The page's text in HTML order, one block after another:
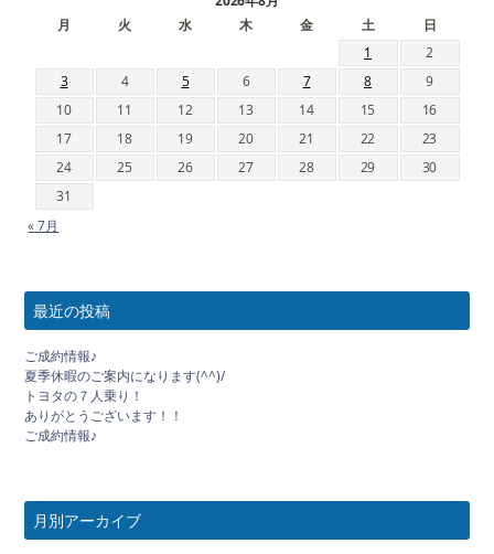
月
火 水 木 金 土
日
1
2
3
4 5 6 7 8
9
10
11 12 13 14 15
16
17
18 19 20 21 22
23
24
25 26 27 28 29
30
31
« 7月
最近の投稿
ご成約情報♪
夏季休暇のご案内になります(^^)/
トヨタの７人乗り！
ありがとうございます！！
ご成約情報♪
月別アーカイブ